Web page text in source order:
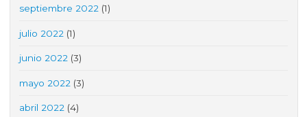
septiembre 2022 (1)
julio 2022 (1)
junio 2022 (3)
mayo 2022 (3)
abril 2022 (4)